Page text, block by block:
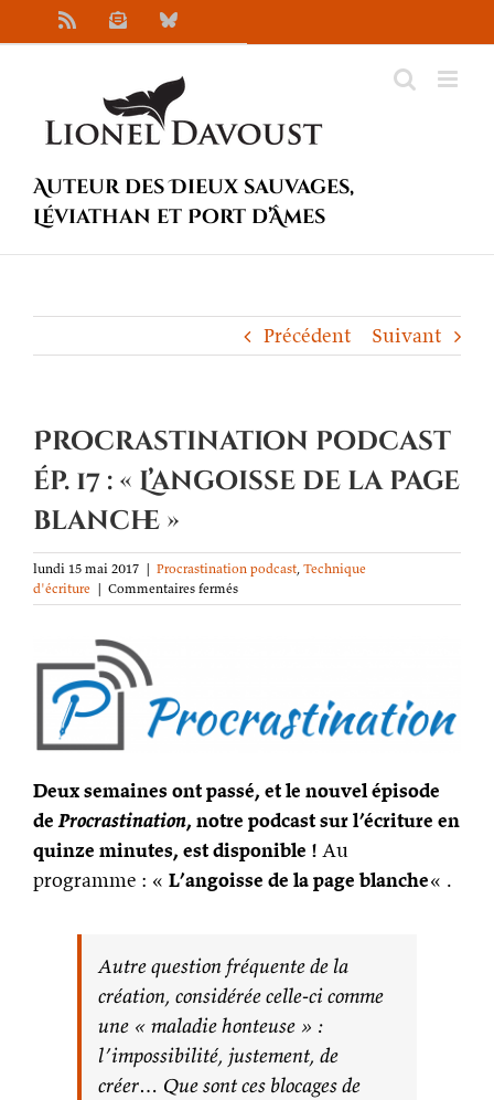
au
NewsletterBluesky
Auteur des Dieux sauvages,
Léviathan et Port d’Âmes
Précédent Suivant
Procrastination podcast
ép. 17 : « L’angoisse de la page
blanche »
lundi 15 mai 2017 | Procrastination podcast, Technique
d'écriture | Commentaires ferméssur
Procrastination
de
la
Deux semaines ont passé, et le nouvel épisode
deProcrastination, notre podcast sur l’écriture en
quinze minutes, est disponible ! Au
programme : « L’angoisse de la page blanche« .
Autre question fréquente de la
création, considérée celle-ci comme
une « maladie honteuse » :
l’impossibilité, justement, de
créer… Que sont ces blocages de